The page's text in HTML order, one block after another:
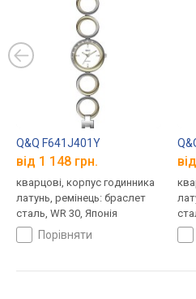
Q&Q F641J401Y
від 1 148 грн.
кварцові, корпус годинника
латунь, ремінець: браслет
сталь, WR 30, Японія
порівняти